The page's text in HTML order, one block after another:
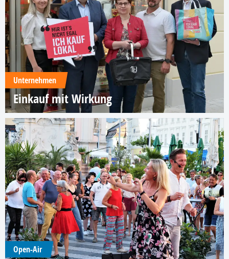
Unternehmen
Einkauf mit Wirkung
Open-Air